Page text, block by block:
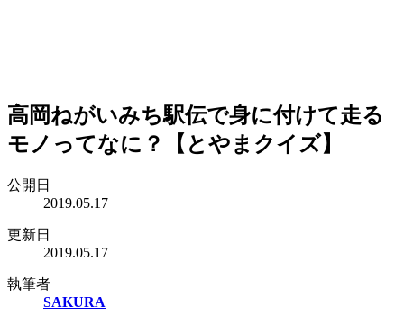
高岡ねがいみち駅伝で身に付けて走る
モノってなに？【とやまクイズ】
公開日
2019.05.17
更新日
2019.05.17
執筆者
SAKURA